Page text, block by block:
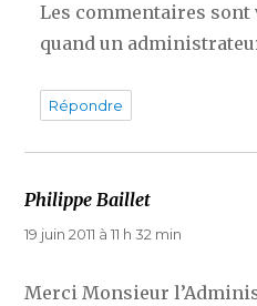
Les commentaires
quand un
Répondre
Philippe Baillet
19 juin 2011 à 11 h 32 min
Merci Monsieur